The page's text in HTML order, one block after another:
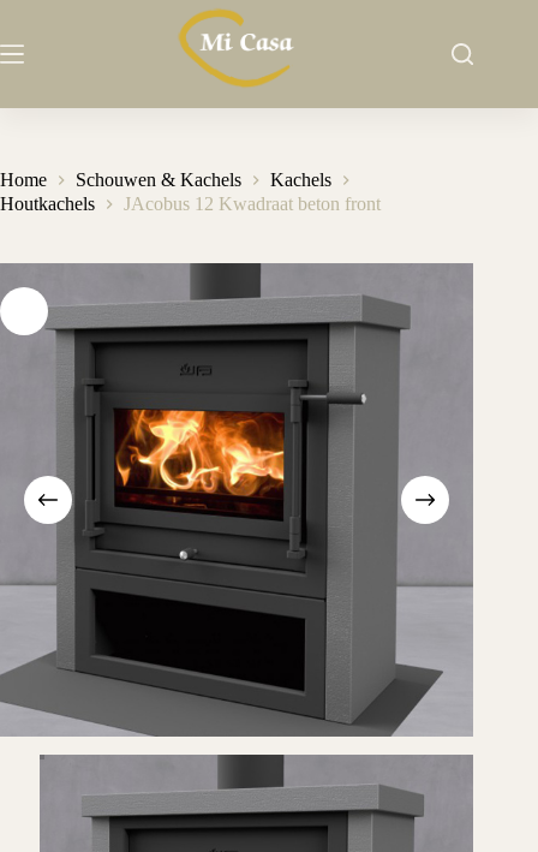
de
Home Schouwen & Kachels
Kachels
Houtkachels
JAcobus 12 Kwadraat beton front